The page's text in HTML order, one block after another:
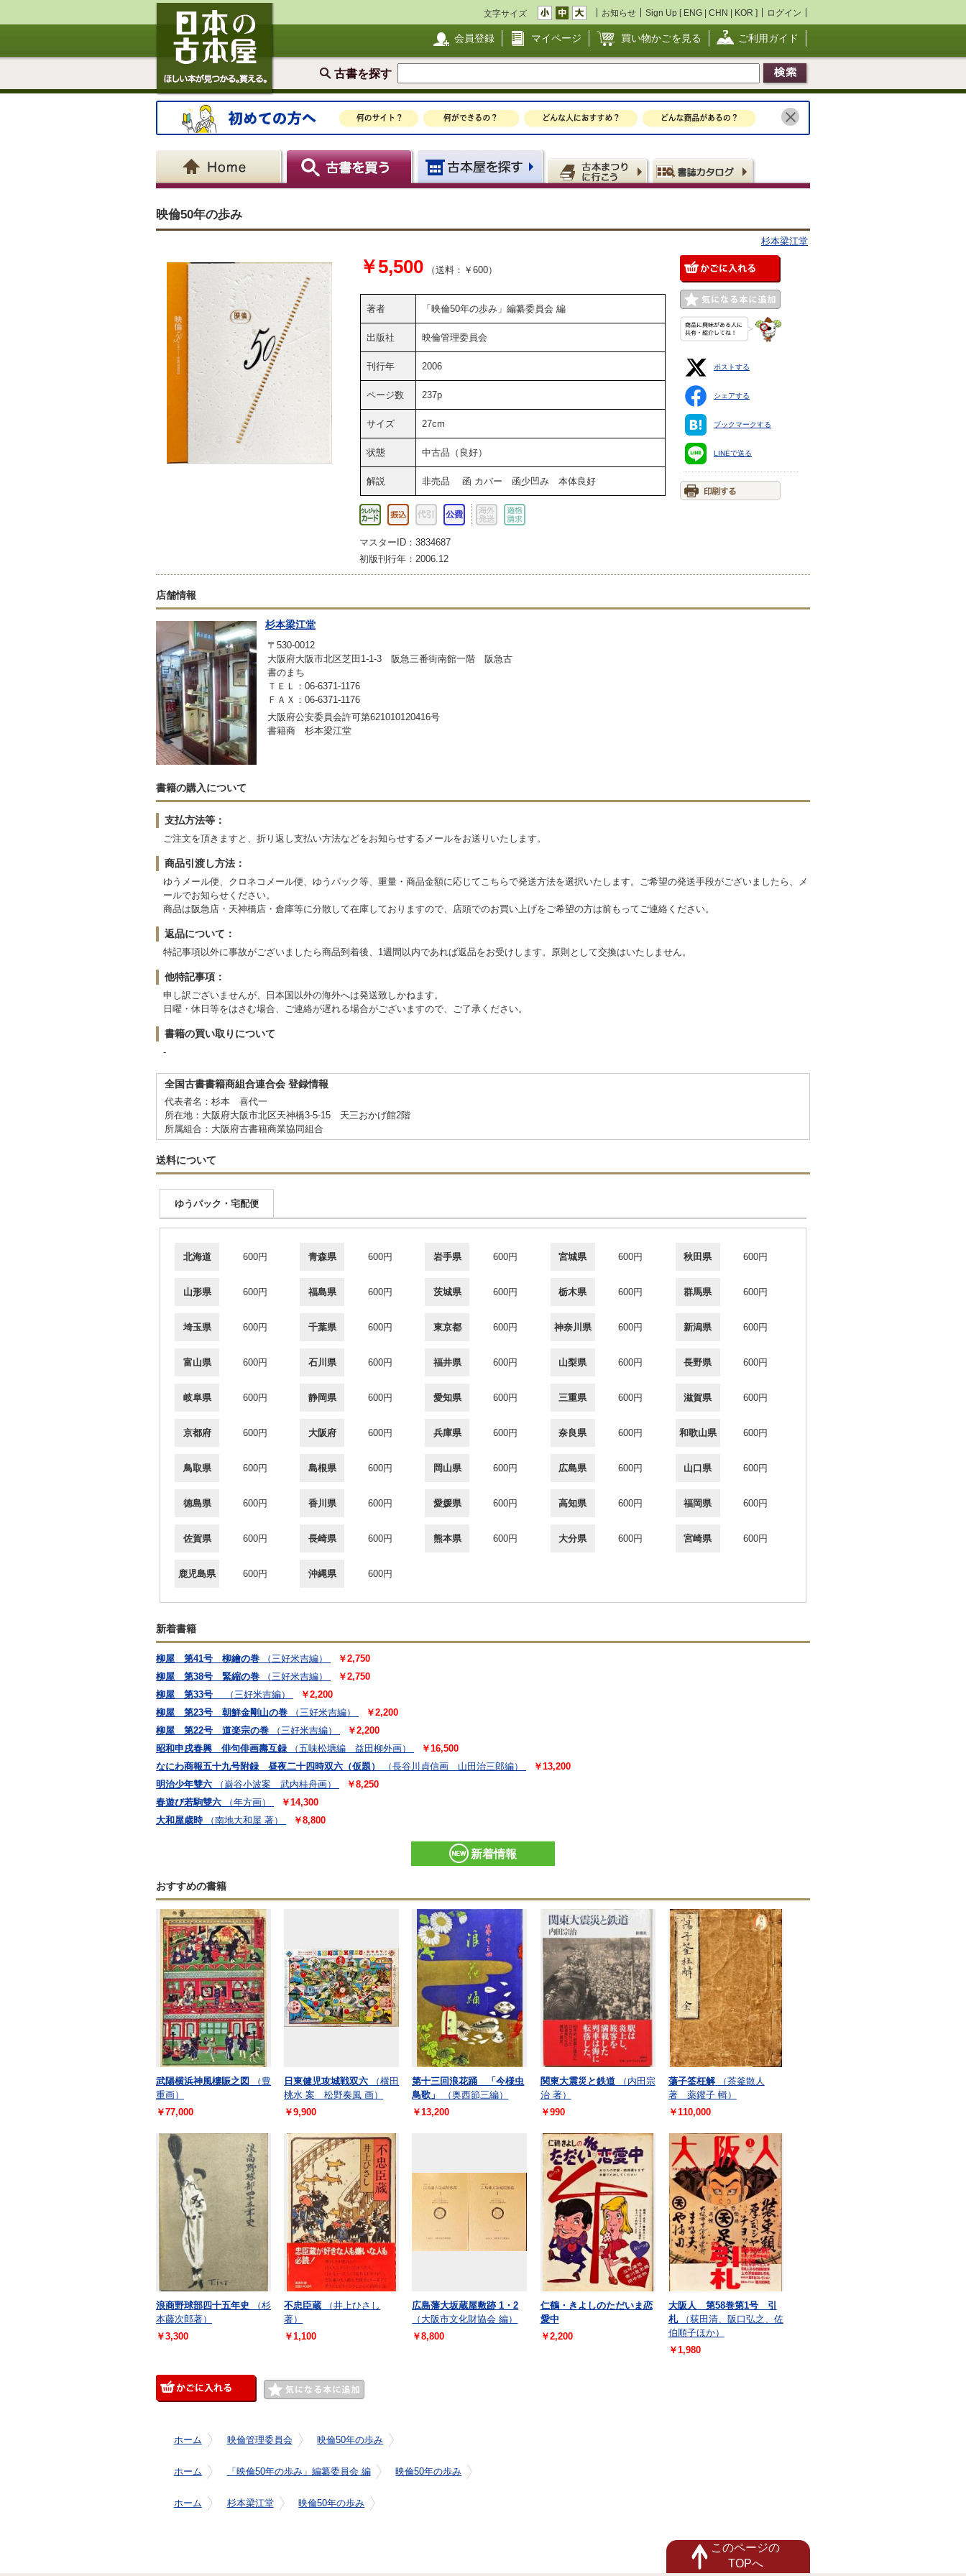
文字サイズ お知らせ Sign Up [ ENG | CHN | KOR ] ログイン
会員登録 マイページ 買い物かごを見る ご利用ガイド
古書を探す
映倫50年の歩み
杉本梁江堂
￥5,500 （送料：￥600）
著者 「映倫50年の歩み」編纂委員会 編
出版社 映倫管理委員会
刊行年 2006
ページ数 237p
サイズ 27cm
状態 中古品（良好）
解説 非売品 函 カバー 函少凹み 本体良好
マスターID：3834687
初版刊行年：2006.12
ポストする
シェアする
ブックマークする
LINEで送る
店舗情報
杉本梁江堂
〒530-0012
大阪府大阪市北区芝田1-1-3 阪急三番街南館一階 阪急古
書のまち
ＴＥＬ：06-6371-1176
ＦＡＸ：06-6371-1176
大阪府公安委員会許可第621010120416号
書籍商 杉本梁江堂
書籍の購入について
支払方法等：
ご注文を頂きますと、折り返し支払い方法などをお知らせするメールをお送りいたします。
商品引渡し方法：
ゆうメール便、クロネコメール便、ゆうパック等、重量・商品金額に応じてこちらで発送方法を選択いたします。ご希望の発送手段がございましたら、メ
ールでお知らせください。
商品は阪急店・天神橋店・倉庫等に分散して在庫しておりますので、店頭でのお買い上げをご希望の方は前もってご連絡ください。
返品について：
特記事項以外に事故がございましたら商品到着後、1週間以内であれば返品をお受けします。原則として交換はいたしません。
他特記事項：
申し訳ございませんが、日本国以外の海外へは発送致しかねます。
日曜・休日等をはさむ場合、ご連絡が遅れる場合がございますので、ご了承ください。
書籍の買い取りについて
-
全国古書書籍商組合連合会 登録情報
代表者名：杉本 喜代一
所在地：大阪府大阪市北区天神橋3-5-15 天三おかげ館2階
所属組合：大阪府古書籍商業協同組合
送料について
ゆうパック・宅配便
北海道 600円 青森県 600円 岩手県 600円 宮城県 600円 秋田県 600円
山形県 600円 福島県 600円 茨城県 600円 栃木県 600円 群馬県 600円
埼玉県 600円 千葉県 600円 東京都 600円 神奈川県 600円 新潟県 600円
富山県 600円 石川県 600円 福井県 600円 山梨県 600円 長野県 600円
岐阜県 600円 静岡県 600円 愛知県 600円 三重県 600円 滋賀県 600円
京都府 600円 大阪府 600円 兵庫県 600円 奈良県 600円 和歌山県 600円
鳥取県 600円 島根県 600円 岡山県 600円 広島県 600円 山口県 600円
徳島県 600円 香川県 600円 愛媛県 600円 高知県 600円 福岡県 600円
佐賀県 600円 長崎県 600円 熊本県 600円 大分県 600円 宮崎県 600円
鹿児島県 600円 沖縄県 600円
新着書籍
柳屋 第41号 柳繪の巻 （三好米吉編）
￥2,750
柳屋 第38号 緊縮の巻
（三好米吉編）
￥2,750
柳屋 第33号
（三好米吉編）
￥2,200
柳屋 第23号 朝鮮金剛山の巻
（三好米吉編）
￥2,200
柳屋 第22号 道楽宗の巻
（三好米吉編）
￥2,200
昭和申戌春興 俳句俳画壽互録
（五味松塘編 益田柳外画）
￥16,500
なにわ商報五十九号附録 昼夜二十四時双六（仮題）
（長谷川貞信画 山田治三郎編）
￥13,200
明治少年雙六
（巌谷小波案 武内桂舟画）
￥8,250
春遊び若駒雙六
（年方画）
￥14,300
大和屋歳時
（南地大和屋 著） ￥8,800
新着情報
おすすめの書籍
武陽横浜神風樓賑之図
（豊
重画）
￥77,000
日東健児攻城戦双六
（横田
桃水 案 松野奏風 画）
￥9,900
第十三回浪花踊 「今様虫
鳥歌」
（奥西節三編）
￥13,200
関東大震災と鉄道
（内田宗
治 著）
￥990
蕩子筌枉解
（茶釜散人
著 薬鑵子 輯）
￥110,000
浪商野球部四十五年史
（杉
本藤次郎著）
￥3,300
不忠臣蔵
（井上ひさし
著）
￥1,100
広島藩大坂蔵屋敷跡 1・2
（大阪市文化財協会 編）
￥8,800
仁鶴・きよしのただいま恋
愛中
￥2,200
大阪人 第58巻第1号 引
札
（荻田清、阪口弘之、佐
伯順子ほか）
￥1,980
ホーム 映倫管理委員会 映倫50年の歩み
ホーム 「映倫50年の歩み」編纂委員会 編 映倫50年の歩み
ホーム 杉本梁江堂 映倫50年の歩み
このページの
TOPへ